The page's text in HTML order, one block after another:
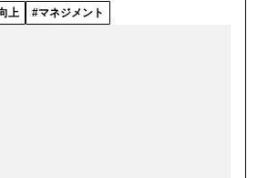
上 マネジメント